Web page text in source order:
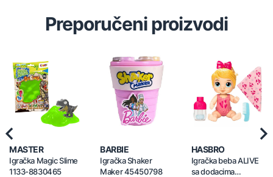
Preporučeni proizvodi
MASTER
Igračka Magic Slime
1133-8830465
BARBIE
Igračka Shaker
Maker 45450798
HASBRO
Igračka beba ALIVE
sa dodacima
Previous